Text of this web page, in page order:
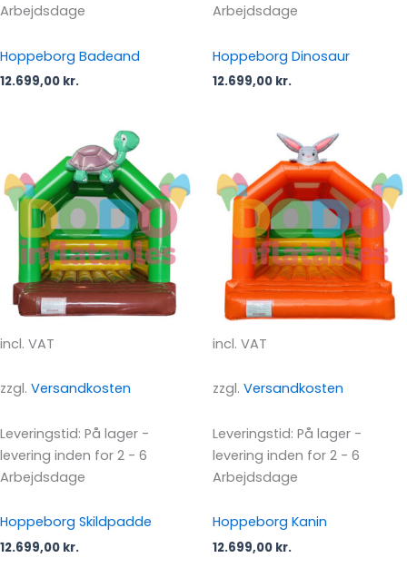
Arbejdsdage
Hoppeborg Badeand
12.699,00 kr.
Arbejdsdage
Hoppeborg Dinosaur
12.699,00 kr.
incl. VAT
zzgl. Versandkosten
Leveringstid: På lager -
levering inden for 2 - 6
Arbejdsdage
Hoppeborg Skildpadde
12.699,00 kr.
incl. VAT
zzgl. Versandkosten
Leveringstid: På lager -
levering inden for 2 - 6
Arbejdsdage
Hoppeborg Kanin
12.699,00 kr.